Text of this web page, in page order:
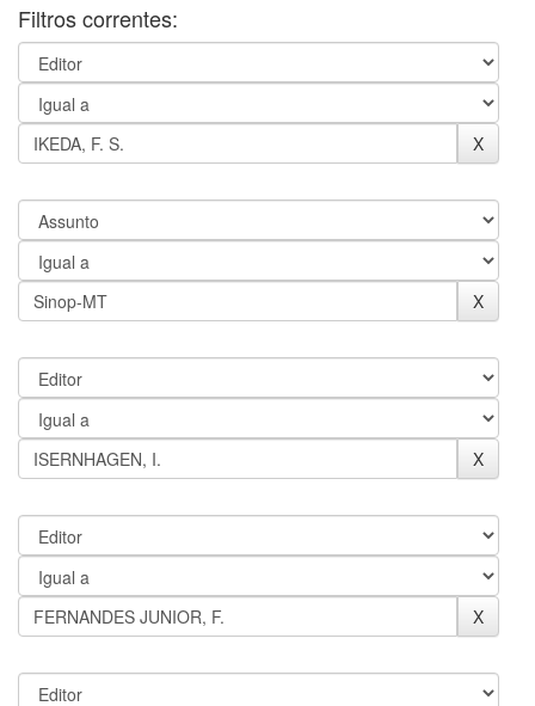
Filtros correntes: